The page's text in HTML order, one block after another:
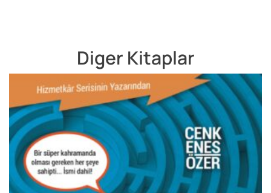
Diger Kitaplar